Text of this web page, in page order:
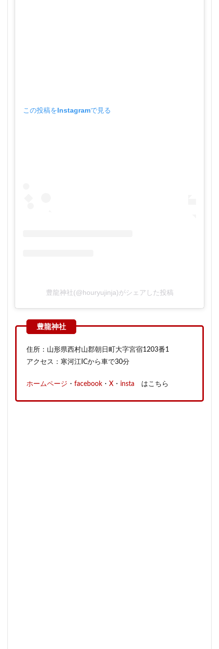
この投稿をInstagramで見る
豊龍神社(@houryujinja)がシェアした投稿
住所：山形県西村山郡朝日町大字宮宿1203番1
アクセス：寒河江ICから車で30分
ホームページ ・ facebook ・ X ・ insta はこちら